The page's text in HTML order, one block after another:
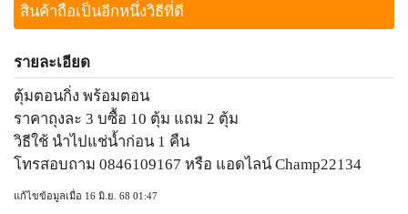
สินค้าถือเป็นอีกหนึ่งวิธีที่ดี
รายละเอียด
ตุ้มตอนกิ่ง พร้อมตอน
ราคาถุงละ 3 บซื้อ 10 ตุ้ม แถม 2 ตุ้ม
วิธีใช้ นำไปแช่น้ำก่อน 1 คืน
โทรสอบถาม 0846109167 หรือ แอดไลน์ Champ22134
แก้ไขข้อมูลเมื่อ 16 มิ.ย. 68 01:47